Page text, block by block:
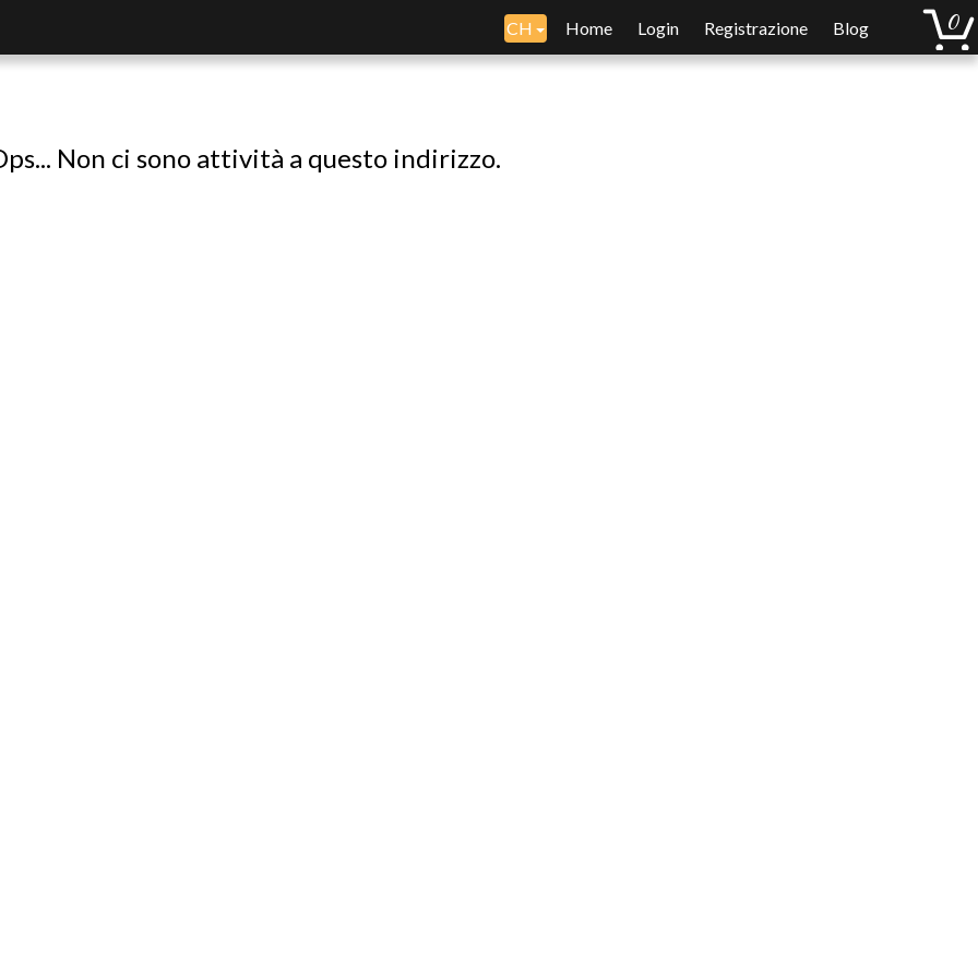
CH Home Login Registrazione Blog
Non ci sono attività a questo indirizzo.